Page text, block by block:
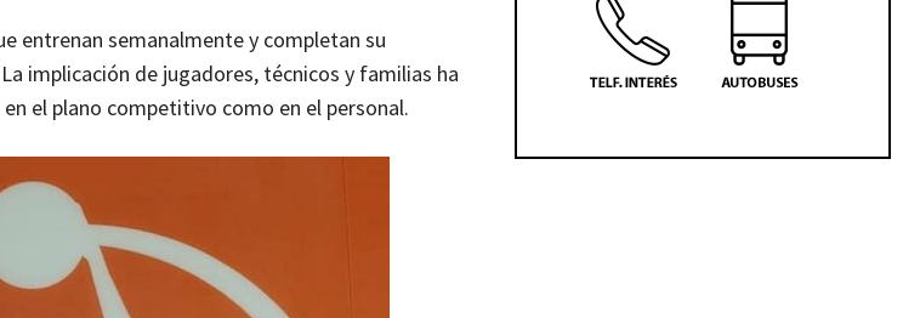
entrenan semanalmente y completan su
implicación de jugadores, técnicos y familias ha
el plano competitivo como en el personal.